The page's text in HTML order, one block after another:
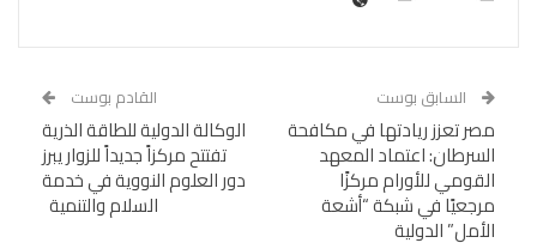
السابق بوست
مصر تعزز ريادتها في مكافحة
السرطان: اعتماد المعهد
القومي للأورام مركزًا
مرجعيًا في شبكة “أشعة
الأمل” الدولية
القادم بوست
الوكالة الدولية للطاقة الذرية
تفتتح مركزاً جديداً للزوار يبرز
دور العلوم النووية في خدمة
السلام والتنمية